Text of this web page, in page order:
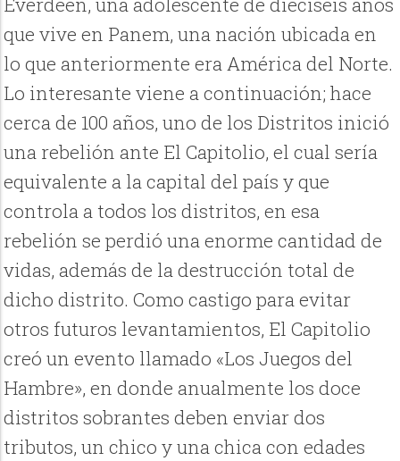
que vive en Panem, una nación ubicada en
lo que anteriormente era América del Norte.
Lo interesante viene a continuación; hace
cerca de 100 años, uno de los Distritos inició
una rebelión ante El Capitolio, el cual sería
equivalente a la capital del país y que
controla a todos los distritos, en esa
rebelión se perdió una enorme cantidad de
vidas, además de la destrucción total de
dicho distrito. Como castigo para evitar
otros futuros levantamientos, El Capitolio
creó un evento llamado «Los Juegos del
Hambre», en donde anualmente los doce
distritos sobrantes deben enviar dos
tributos, un chico y una chica con edades